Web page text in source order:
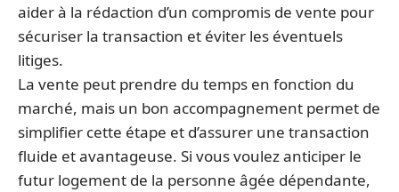
aider à la rédaction d’un compromis de vente pour
sécuriser la transaction et éviter les éventuels
litiges.
La vente peut prendre du temps en fonction du
marché, mais un bon accompagnement permet de
simplifier cette étape et d’assurer une transaction
fluide et avantageuse. Si vous voulez anticiper le
futur logement de la personne âgée dépendante,